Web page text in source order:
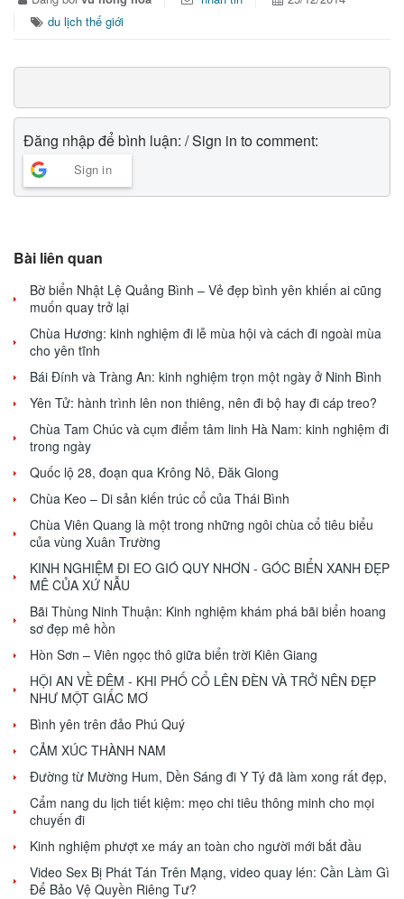
du lịch thế giới
Đăng nhập để bình luận: / Sign in to comment:
Sign in
Bài liên quan
Bờ biển Nhật Lệ Quảng Bình – Vẻ đẹp bình yên khiến ai cũng
muốn quay trở lại
Chùa Hương: kinh nghiệm đi lễ mùa hội và cách đi ngoài mùa
cho yên tĩnh
Bái Đính và Tràng An: kinh nghiệm trọn một ngày ở Ninh Bình
Yên Tử: hành trình lên non thiêng, nên đi bộ hay đi cáp treo?
Chùa Tam Chúc và cụm điểm tâm linh Hà Nam: kinh nghiệm đi
trong ngày
Quốc lộ 28, đoạn qua Krông Nô, Đăk Glong
Chùa Keo – Di sản kiến trúc cổ của Thái Bình
Chùa Viên Quang là một trong những ngôi chùa cổ tiêu biểu
của vùng Xuân Trường
KINH NGHIỆM ĐI EO GIÓ QUY NHƠN - GÓC BIỂN XANH ĐẸP
MÊ CỦA XỨ NẪU
Bãi Thùng Ninh Thuận: Kinh nghiệm khám phá bãi biển hoang
sơ đẹp mê hồn
Hòn Sơn – Viên ngọc thô giữa biển trời Kiên Giang
HỘI AN VỀ ĐÊM - KHI PHỐ CỔ LÊN ĐÈN VÀ TRỞ NÊN ĐẸP
NHƯ MỘT GIẤC MƠ
Bình yên trên đảo Phú Quý
CẢM XÚC THÀNH NAM
Đường từ Mường Hum, Dền Sáng đi Y Tý đã làm xong rất đẹp,
Cẩm nang du lịch tiết kiệm: mẹo chi tiêu thông minh cho mọi
chuyến đi
Kinh nghiệm phượt xe máy an toàn cho người mới bắt đầu
Video Sex Bị Phát Tán Trên Mạng, video quay lén: Cần Làm Gì
Để Bảo Vệ Quyền Riêng Tư?